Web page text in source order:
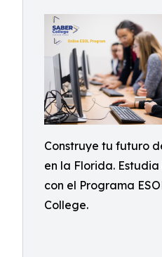
Construye tu futuro
en la Florida. Estudia
con el Programa
College.